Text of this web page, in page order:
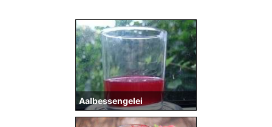
Aalbessengelei